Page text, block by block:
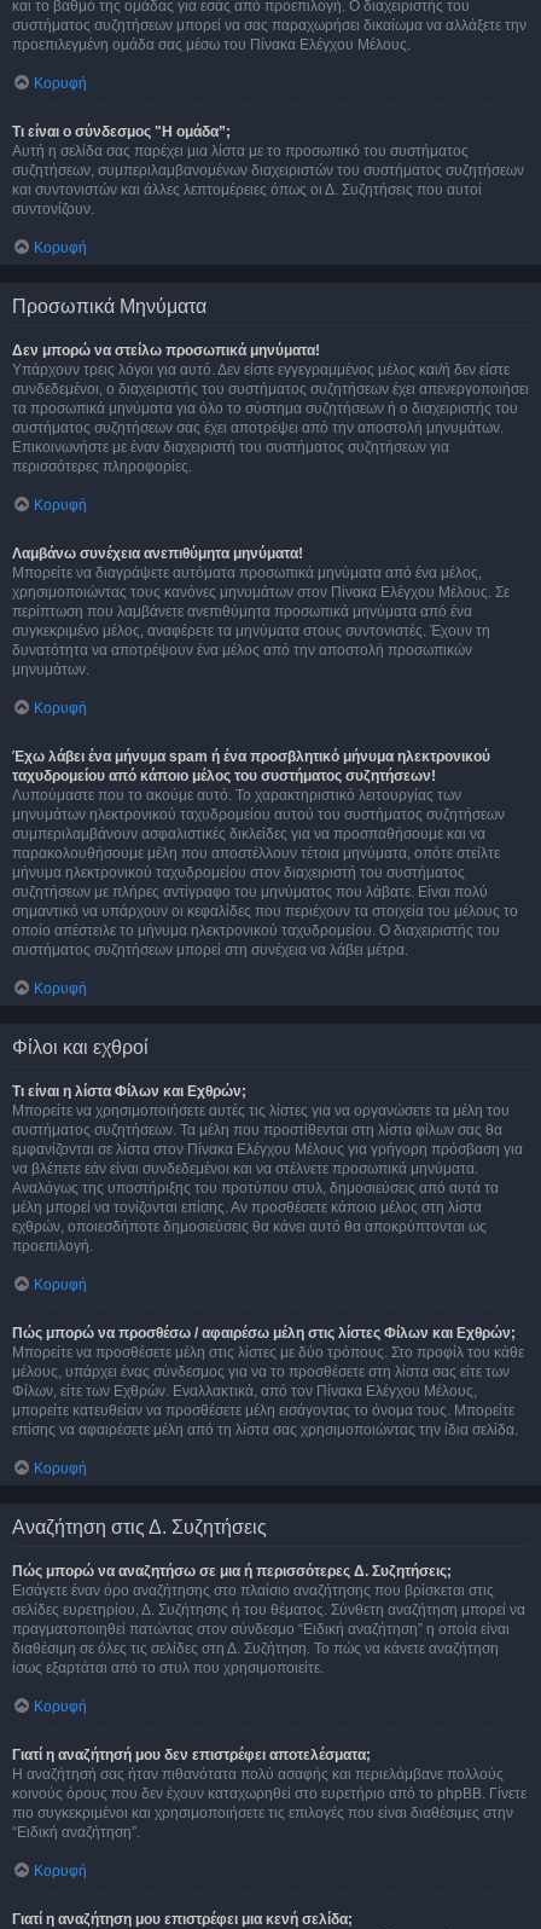
και το βαθμό της ομάδας για εσάς από προεπιλογή. Ο διαχειριστής του
συστήματος συζητήσεων μπορεί να σας παραχωρήσει δικαίωμα να αλλάξετε την
προεπιλεγμένη ομάδα σας μέσω του Πίνακα Ελέγχου Μέλους.
Κορυφή
Τι είναι ο σύνδεσμος "Η ομάδα”;
Αυτή η σελίδα σας παρέχει μια λίστα με το προσωπικό του συστήματος
συζητήσεων, συμπεριλαμβανομένων διαχειριστών του συστήματος συζητήσεων
και συντονιστών και άλλες λεπτομέρειες όπως οι Δ. Συζητήσεις που αυτοί
συντονίζουν.
Κορυφή
Προσωπικά Μηνύματα
Δεν μπορώ να στείλω προσωπικά μηνύματα!
Υπάρχουν τρεις λόγοι για αυτό. Δεν είστε εγγεγραμμένος μέλος και/ή δεν είστε
συνδεδεμένοι, ο διαχειριστής του συστήματος συζητήσεων έχει απενεργοποιήσει
τα προσωπικά μηνύματα για όλο το σύστημα συζητήσεων ή ο διαχειριστής του
συστήματος συζητήσεων σας έχει αποτρέψει από την αποστολή μηνυμάτων.
Επικοινωνήστε με έναν διαχειριστή του συστήματος συζητήσεων για
περισσότερες πληροφορίες.
Κορυφή
Λαμβάνω συνέχεια ανεπιθύμητα μηνύματα!
Μπορείτε να διαγράψετε αυτόματα προσωπικά μηνύματα από ένα μέλος,
χρησιμοποιώντας τους κανόνες μηνυμάτων στον Πίνακα Ελέγχου Μέλους. Σε
περίπτωση που λαμβάνετε ανεπιθύμητα προσωπικά μηνύματα από ένα
συγκεκριμένο μέλος, αναφέρετε τα μηνύματα στους συντονιστές. Έχουν τη
δυνατότητα να αποτρέψουν ένα μέλος από την αποστολή προσωπικών
μηνυμάτων.
Κορυφή
Έχω λάβει ένα μήνυμα spam ή ένα προσβλητικό μήνυμα ηλεκτρονικού
ταχυδρομείου από κάποιο μέλος του συστήματος συζητήσεων!
Λυπούμαστε που το ακούμε αυτό. Το χαρακτηριστικό λειτουργίας των
μηνυμάτων ηλεκτρονικού ταχυδρομείου αυτού του συστήματος συζητήσεων
συμπεριλαμβάνουν ασφαλιστικές δικλείδες για να προσπαθήσουμε και να
παρακολουθήσουμε μέλη που αποστέλλουν τέτοια μηνύματα, οπότε στείλτε
μήνυμα ηλεκτρονικού ταχυδρομείου στον διαχειριστή του συστήματος
συζητήσεων με πλήρες αντίγραφο του μηνύματος που λάβατε. Είναι πολύ
σημαντικό να υπάρχουν οι κεφαλίδες που περιέχουν τα στοιχεία του μέλους το
οποίο απέστειλε το μήνυμα ηλεκτρονικού ταχυδρομείου. Ο διαχειριστής του
συστήματος συζητήσεων μπορεί στη συνέχεια να λάβει μέτρα.
Κορυφή
Φίλοι και εχθροί
Τι είναι η λίστα Φίλων και Εχθρών;
Μπορείτε να χρησιμοποιήσετε αυτές τις λίστες για να οργανώσετε τα μέλη του
συστήματος συζητήσεων. Τα μέλη που προστίθενται στη λίστα φίλων σας θα
εμφανίζονται σε λίστα στον Πίνακα Ελέγχου Μέλους για γρήγορη πρόσβαση για
να βλέπετε εάν είναι συνδεδεμένοι και να στέλνετε προσωπικά μηνύματα.
Αναλόγως της υποστήριξης του προτύπου στυλ, δημοσιεύσεις από αυτά τα
μέλη μπορεί να τονίζονται επίσης. Αν προσθέσετε κάποιο μέλος στη λίστα
εχθρών, οποιεσδήποτε δημοσιεύσεις θα κάνει αυτό θα αποκρύπτονται ως
προεπιλογή.
Κορυφή
Πώς μπορώ να προσθέσω / αφαιρέσω μέλη στις λίστες Φίλων και Εχθρών;
Μπορείτε να προσθέσετε μέλη στις λίστες με δύο τρόπους. Στο προφίλ του κάθε
μέλους, υπάρχει ένας σύνδεσμος για να το προσθέσετε στη λίστα σας είτε των
Φίλων, είτε των Εχθρών. Εναλλακτικά, από τον Πίνακα Ελέγχου Μέλους,
μπορείτε κατευθείαν να προσθέσετε μέλη εισάγοντας το όνομα τους. Μπορείτε
επίσης να αφαιρέσετε μέλη από τη λίστα σας χρησιμοποιώντας την ίδια σελίδα.
Κορυφή
Αναζήτηση στις Δ. Συζητήσεις
Πώς μπορώ να αναζητήσω σε μια ή περισσότερες Δ. Συζητήσεις;
Εισάγετε έναν όρο αναζήτησης στο πλαίσιο αναζήτησης που βρίσκεται στις
σελίδες ευρετηρίου, Δ. Συζήτησης ή του θέματος. Σύνθετη αναζήτηση μπορεί να
πραγματοποιηθεί πατώντας στον σύνδεσμο “Ειδική αναζήτηση” η οποία είναι
διαθέσιμη σε όλες τις σελίδες στη Δ. Συζήτηση. Το πώς να κάνετε αναζήτηση
ίσως εξαρτάται από το στυλ που χρησιμοποιείτε.
Κορυφή
Γιατί η αναζήτησή μου δεν επιστρέφει αποτελέσματα;
Η αναζήτησή σας ήταν πιθανότατα πολύ ασαφής και περιελάμβανε πολλούς
κοινούς όρους που δεν έχουν καταχωρηθεί στο ευρετήριο από το phpBB. Γίνετε
πιο συγκεκριμένοι και χρησιμοποιήσετε τις επιλογές που είναι διαθέσιμες στην
“Ειδική αναζήτηση”.
Κορυφή
Γιατί η αναζήτηση μου επιστρέφει μια κενή σελίδα;